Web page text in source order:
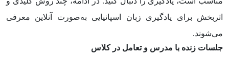
اثربخش برای یادگیری زبان اسپانیایی به‌صورت آنلاین معرفی
می‌شوند.
جلسات زنده با مدرس و تعامل در کلاس